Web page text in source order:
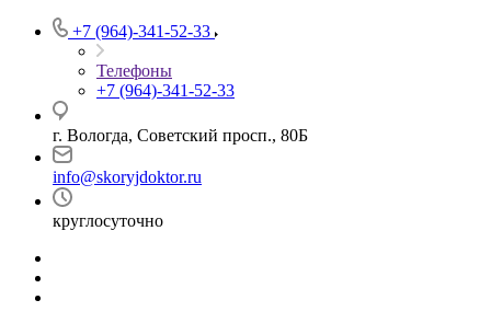
+7 (964)-341-52-33
Телефоны
+7 (964)-341-52-33
г. Вологда, Советский просп., 80Б
info@skoryjdoktor.ru
круглосуточно